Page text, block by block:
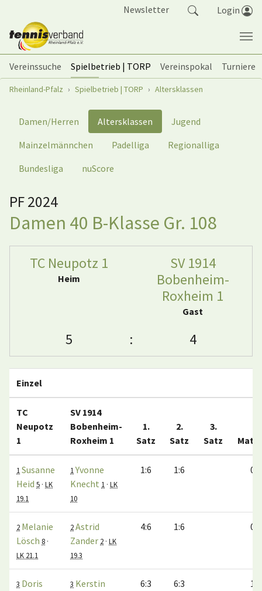
Newsletter Login
Vereinssuche Spielbetrieb | TORP Vereinspokal
Turniere
Sie sind hier:
Rheinland-Pfalz Spielbetrieb | TORP Altersklassen
Damen/Herren Altersklassen
Jugend
Mainzelmännchen
Padelliga
Regionalliga
Bundesliga
nuScore
PF 2024
Damen 40 B-Klasse Gr. 108
TC Neupotz 1
Heim
SV 1914
Bobenheim-
Roxheim 1
Gast
5 : 4
Einzel
TC
Neupotz
1
SV 1914
Bobenheim-
Roxheim 1
1.
Satz
2.
Satz
3.
Satz
1 Susanne
Heid 5 · LK
19.1
1 Yvonne
Knecht 1 · LK
10
1:6 1:6 0:1
2 Melanie
Lösch 8 ·
LK 21.1
2Astrid
Zander 2 · LK
19.3
4:6 1:6 0:1
3 Doris
3 Kerstin
6:3 6:3 1:0